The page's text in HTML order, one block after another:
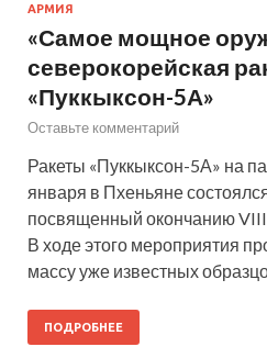
АРМИЯ
«Самое мощное
северокорейская
«Пуккыксон-5А»
Оставьте комментарий
Ракеты «Пуккыксон-5А» на
января в Пхеньяне
посвященный окончанию
В ходе этого мероприятия
массу уже известных
ПОДРОБНЕЕ